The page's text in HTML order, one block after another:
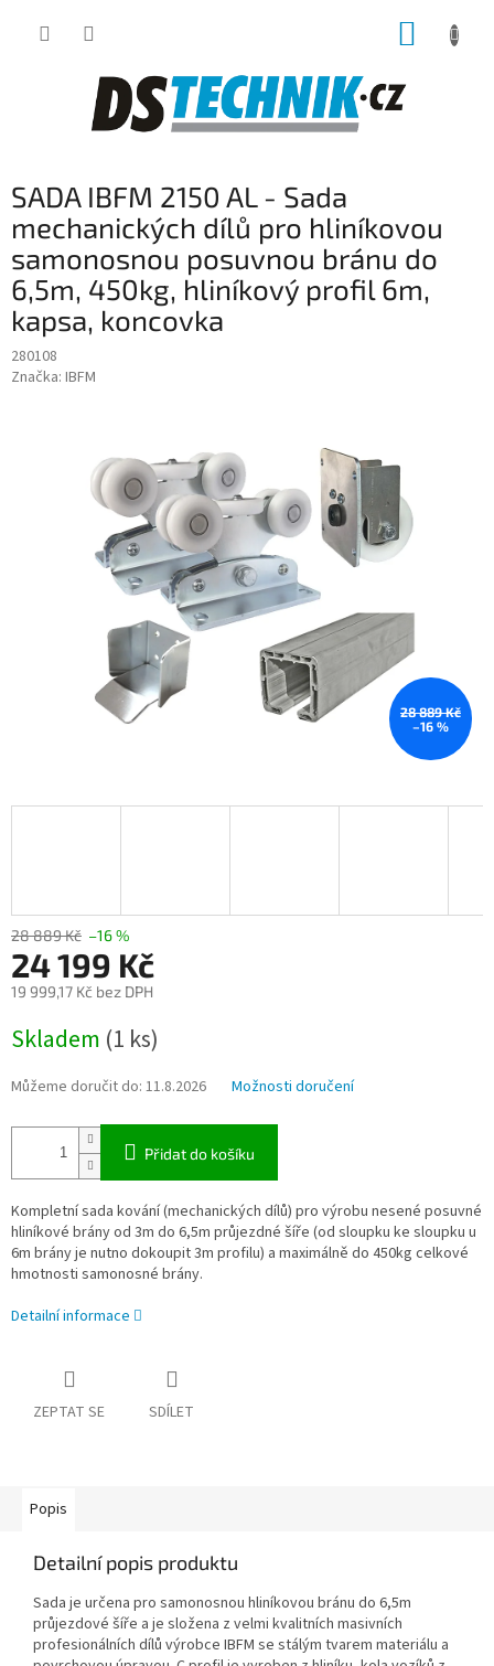
SADA IBFM 2150 AL - Sada
mechanických dílů pro hliníkovou
samonosnou posuvnou bránu do
6,5m, 450kg, hliníkový profil 6m,
kapsa, koncovka
280108
Značka: IBFM
28 889 Kč
–16 %
28 889 Kč –16 %
24 199 Kč
19 999,17 Kč bez DPH
cena:
Skladem (1 ks)
Můžeme doručit do: 11.8.2026 Možnosti doručení
Přidat do košíku
Kompletní sada kování (mechanických dílů) pro výrobu nesené posuvné
hliníkové brány od 3m do 6,5m průjezdné šíře (od sloupku ke sloupku u
6m brány je nutno dokoupit 3m profilu) a maximálně do 450kg celkové
hmotnosti samonosné brány.
Detailní informace
ZEPTAT SE SDÍLET
Popis
Detailní popis produktu
Sada je určena pro samonosnou hliníkovou bránu do 6,5m
průjezdové šíře a je složena z velmi kvalitních masivních
profesionálních dílů výrobce IBFM se stálým tvarem materiálu a